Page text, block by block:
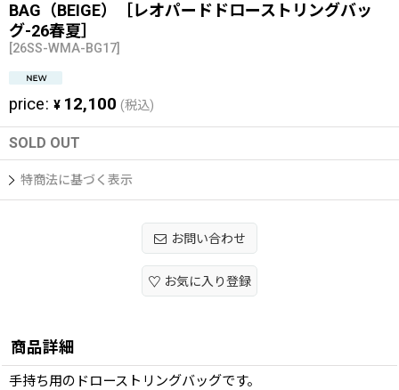
BAG（BEIGE）［レオパードドローストリングバッ
グ-26春夏］
[26SS-WMA-BG17]
price: ¥ 12,100 (税込)
SOLD OUT
特商法に基づく表示
お問い合わせ
お気に入り登録
商品詳細
手持ち用のドローストリングバッグです。